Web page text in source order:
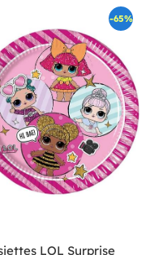
-65%
LOL Surprise